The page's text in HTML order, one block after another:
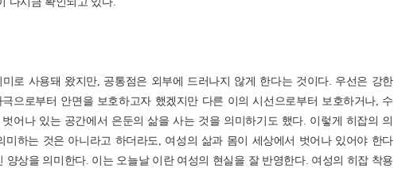
로 사용돼 왔지만, 공통점은 외부에 드러나지 않게 한다는 것이다. 우선은 강한
으로부터 안면을 보호하고자 했겠지만 다른 이의 시선으로부터 보호하거나, 수
어나 있는 공간에서 은둔의 삶을 사는 것을 의미하기도 했다. 이렇게 히잡의 의
미하는 것은 아니라고 하더라도, 여성의 삶과 몸이 세상에서 벗어나 있어야 한다
양상을 의미한다. 이는 오늘날 이란 여성의 현실을 잘 반영한다. 여성의 히잡 착용